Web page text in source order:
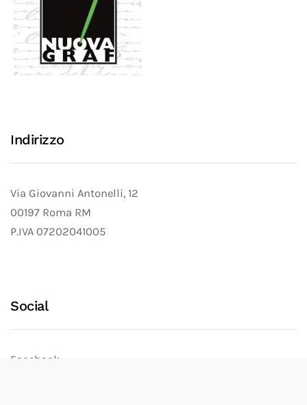
Indirizzo
Via Giovanni Antonelli, 12
00197 Roma RM
P.IVA 07202041005
Social
Facebook